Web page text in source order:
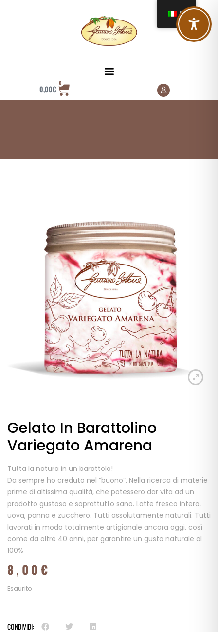
0,00€
0
Gelato In Barattolino
Variegato Amarena
Tutta la natura in un barattolo!
Da sempre ho creduto nel “buono”. Nella ricerca di materie
prime di altissima qualità, che potessero dar vita ad un
prodotto gustoso e soprattutto sano. Latte fresco intero,
uova, panna e zucchero. Tutti assolutamente naturali. Tutti
lavorati in modo totalmente artigianale ancora oggi, così
come da oltre 40 anni, per garantire un gusto naturale al
100%
8,00€
Esaurito
CONDIVIDI:
IT